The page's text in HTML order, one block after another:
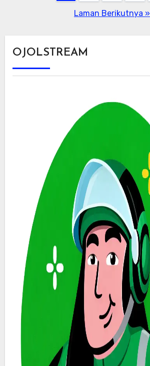
Laman Berikutnya »
OJOLSTREAM